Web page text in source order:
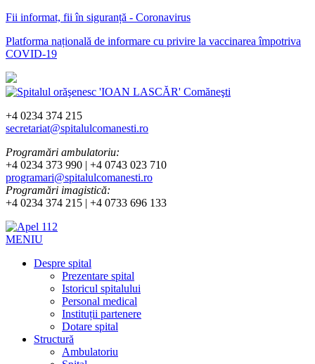
Fii informat, fii în siguranță - Coronavirus
Platforma națională de informare cu privire la vaccinarea împotriva
COVID-19
+4 0234 374 215
secretariat@spitalulcomanesti.ro
Programări ambulatoriu:
+4 0234 373 990 | +4 0743 023 710
programari@spitalulcomanesti.ro
Programări imagistică:
+4 0234 374 215 | +4 0733 696 133
MENIU
Despre spital
Prezentare spital
Istoricul spitalului
Personal medical
Instituții partenere
Dotare spital
Structură
Ambulatoriu